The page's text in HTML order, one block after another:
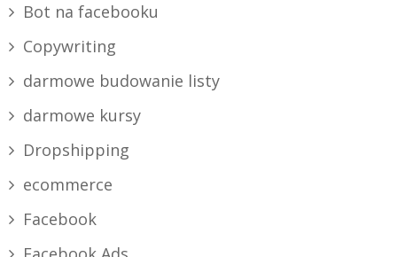
Bot na facebooku
Copywriting
darmowe budowanie listy
darmowe kursy
Dropshipping
ecommerce
Facebook